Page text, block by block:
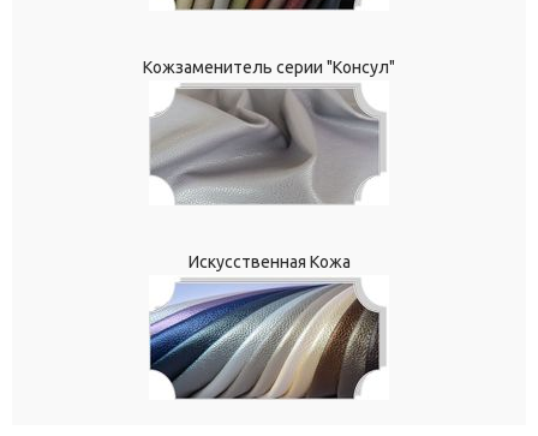
Кожзаменитель серии "Консул"
Искусственная Кожа